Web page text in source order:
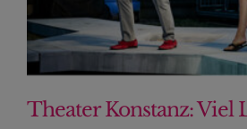
Theater Konstanz: Viel